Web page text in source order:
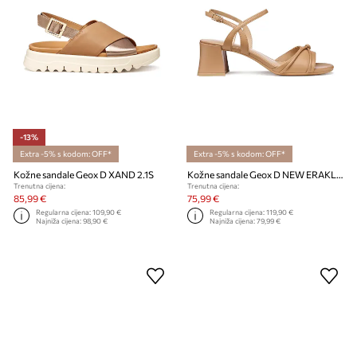
-13%
Extra -5% s kodom: OFF*
Kožne sandale Geox D XAND 2.1S
Trenutna cijena:
85,99 €
Regularna cijena:109,90 €
Najniža cijena:98,90 €
Extra -5% s kodom: OFF*
Trenutna cijena:
75,99 €
Regularna cijena:119,90 €
Najniža cijena:79,99 €